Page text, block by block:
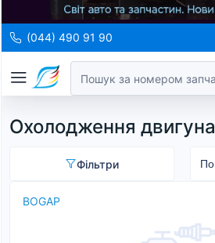
(044) 490 91 90
Охолодження двигуна
Фільтри
BOGAP